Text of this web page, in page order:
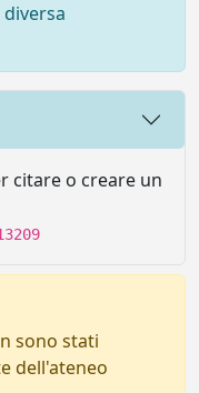
citare o creare un
sono stati
dell'ateneo